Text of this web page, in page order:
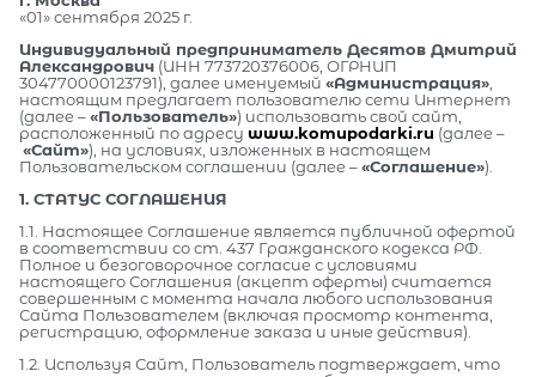
«01» сентября 2025 г.
Индивидуальный предприниматель Десятов Дмитрий
Александрович (ИНН 773720376006, ОГРНИП
304770000123791), далее именуемый «Администрация»
настоящим предлагает пользователю сети Интернет
(далее –«Пользователь») использовать свой сайт,
расположенный по адресу www.komupodarki.ru (далее –
«Сайт»), на условиях, изложенных в настоящем
Пользовательском соглашении (далее –«Соглашение»).
1. СТАТУС СОГЛАШЕНИЯ
1.1. Настоящее Соглашение является публичной офертой
в соответствии со ст. 437 Гражданского кодекса РФ.
Полное и безоговорочное согласие с условиями
настоящего Соглашения (акцепт оферты) считается
совершенным с момента начала любого использования
Сайта Пользователем (включая просмотр контента,
регистрацию, оформление заказа и иные действия).
1.2. Используя Сайт, Пользователь подтверждает, что